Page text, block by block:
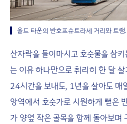
올드 타운의 반호프슈트라세 거리와
산자락을 들이마시고 호숫물을 삼
는 이유 하나만으로 취리히 한 달
24시간을 보내도, 1년을 살아도 매
앙역에서 호숫가로 시원하게 뻗은
가 양옆 작은 골목을 함께 돌아보며